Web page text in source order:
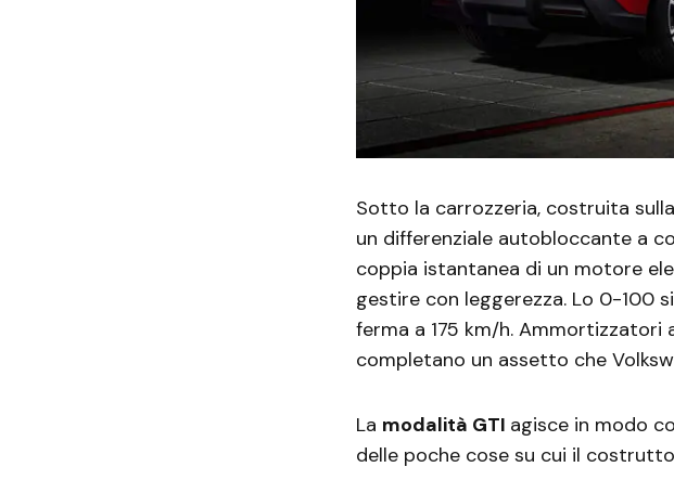
Sotto la carrozzeria, costruita sulla
un differenziale autobloccante a
coppia istantanea di un motore
gestire con leggerezza. Lo 0-100
ferma a 175 km/h.
completano un assetto che
La modalità GTI agisce in modo
delle poche cose su cui il